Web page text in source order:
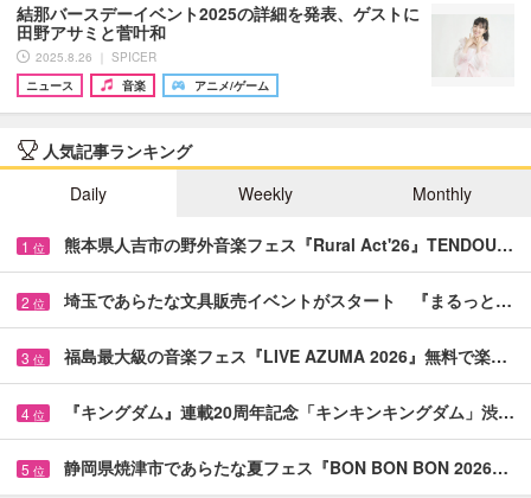
結那バースデーイベント2025の詳細を発表、ゲストに
田野アサミと菅叶和
2025.8.26 ｜ SPICER
ニュース
音楽 アニメ/ゲーム
人気記事ランキング
Daily
Weekly Monthly
1 位 熊本県人吉市の野外音楽フェス『Rural Act'26』TENDOU…
2 位 埼玉であらたな文具販売イベントがスタート 『まるっと…
3 位 福島最大級の音楽フェス『LIVE AZUMA 2026』無料で楽…
4 位 『キングダム』連載20周年記念「キンキンキングダム」渋…
5 位 静岡県焼津市であらたな夏フェス『BON BON BON 2026…